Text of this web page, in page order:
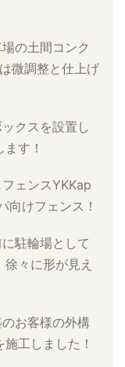
の土間コンク
微調整と仕上げ
クスを設置し
す！
ェンスYKKap
向けフェンス！
駐輪場として
々に形が見え
お客様の外構
工しました！